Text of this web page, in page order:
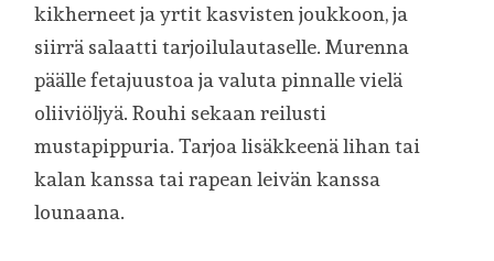
kikherneet ja yrtit kasvisten joukkoon, ja
siirrä salaatti tarjoilulautaselle. Murenna
päälle fetajuustoa ja valuta pinnalle vielä
oliiviöljyä. Rouhi sekaan reilusti
mustapippuria. Tarjoa lisäkkeenä lihan tai
kalan kanssa tai rapean leivän kanssa
lounaana.